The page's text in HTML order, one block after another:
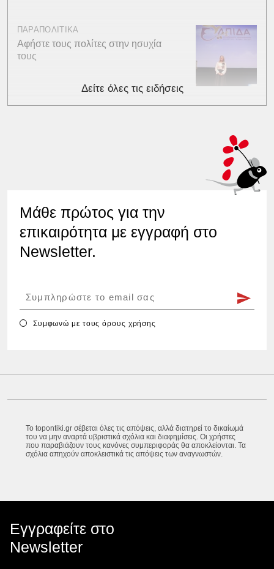
ΠΑΡΑΠΟΛΙΤΙΚΑ
Αφήστε τους πολίτες στην ησυχία
τους
Δείτε όλες τις ειδήσεις
Μάθε πρώτος για την
επικαιρότητα με εγγραφή στο
Newsletter.
Συμφωνώ με τουςόρους χρήσης
Το topontiki.gr σέβεται όλες τις απόψεις, αλλά διατηρεί το δικαίωμά
του να μην αναρτά υβριστικά σχόλια και διαφημίσεις. Οι χρήστες
που παραβιάζουν τους κανόνες συμπεριφοράς θα αποκλείονται. Τα
σχόλια απηχούν αποκλειστικά τις απόψεις των αναγνωστών.
Εγγραφείτε στο
Newsletter